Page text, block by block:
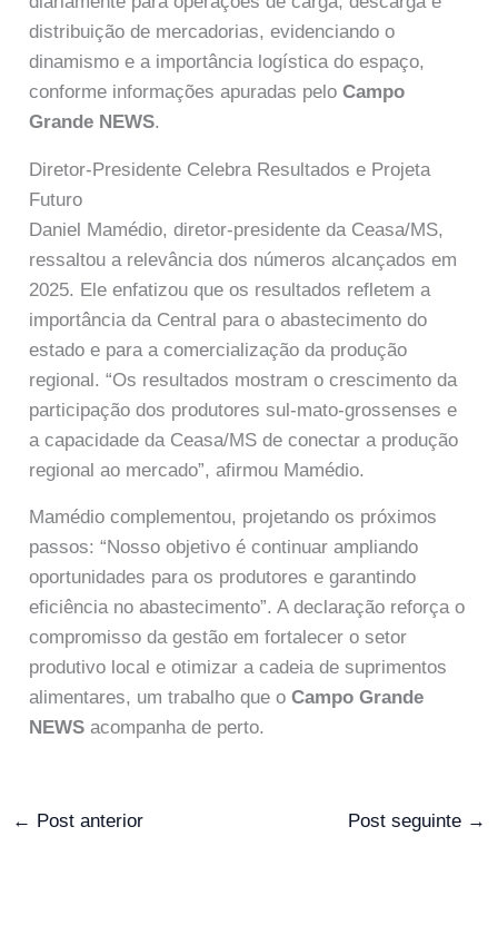
distribuição de mercadorias, evidenciando o
dinamismo e a importância logística do espaço,
conforme informações apuradas peloCampo
Grande NEWS.
Diretor-Presidente Celebra Resultados e Projeta
Futuro
Daniel Mamédio, diretor-presidente da Ceasa/MS,
ressaltou a relevância dos números alcançados em
2025. Ele enfatizou que os resultados refletem a
importância da Central para o abastecimento do
estado e para a comercialização da produção
regional. “Os resultados mostram o crescimento da
participação dos produtores sul-mato-grossenses e
a capacidade da Ceasa/MS de conectar a produção
regional ao mercado”, afirmou Mamédio.
Mamédio complementou, projetando os próximos
passos: “Nosso objetivo é continuar ampliando
oportunidades para os produtores e garantindo
eficiência no abastecimento”. A declaração reforça o
compromisso da gestão em fortalecer o setor
produtivo local e otimizar a cadeia de suprimentos
alimentares, um trabalho que oCampo Grande
NEWS acompanha de perto.
← Post anterior Post seguinte →